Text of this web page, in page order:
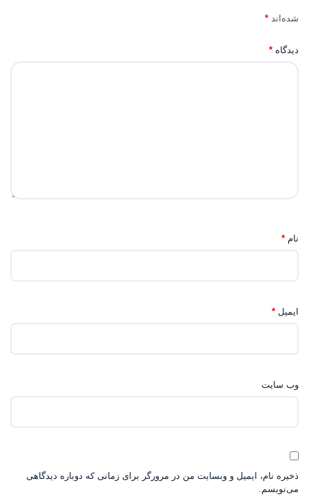
شده‌اند *
دیدگاه *
نام *
ایمیل *
وب‌ سایت
ذخیره نام، ایمیل و وبسایت من در مرورگر برای زمانی که دوباره دیدگاهی
می‌نویسم.